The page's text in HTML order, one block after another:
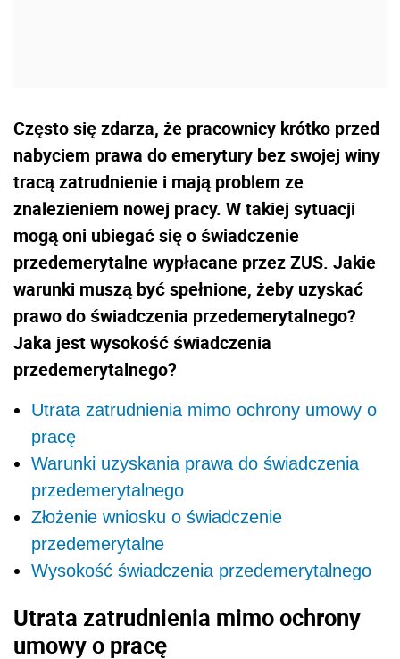
Często się zdarza, że pracownicy krótko przed
nabyciem prawa do emerytury bez swojej winy
tracą zatrudnienie i mają problem ze
znalezieniem nowej pracy. W takiej sytuacji
mogą oni ubiegać się o świadczenie
przedemerytalne wypłacane przez ZUS. Jakie
warunki muszą być spełnione, żeby uzyskać
prawo do świadczenia przedemerytalnego?
Jaka jest wysokość świadczenia
przedemerytalnego?
Utrata zatrudnienia mimo ochrony umowy o
pracę
Warunki uzyskania prawa do świadczenia
przedemerytalnego
Złożenie wniosku o świadczenie
przedemerytalne
Wysokość świadczenia przedemerytalnego
Utrata zatrudnienia mimo ochrony
umowy o pracę